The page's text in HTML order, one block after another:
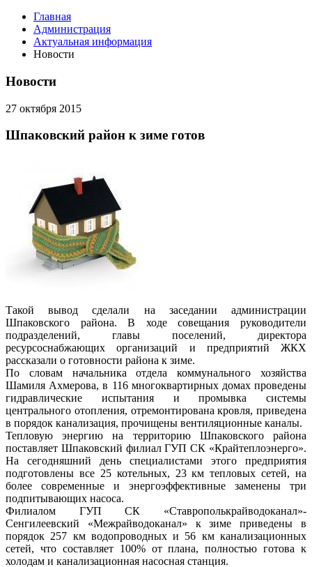
Главная
Администрация
Актуальная информация
Новости
Новости
27 октября 2015
Шпаковский район к зиме готов
Такой вывод сделали на заседании администрации
Шпаковского района. В ходе совещания руководители
подразделений, главы поселений, директора
ресурсоснабжающих организаций и предприятий ЖКХ
рассказали о готовности района к зиме.
По словам начальника отдела коммунального хозяйства
Шамиля Ахмерова, в 116 многоквартирных домах проведены
гидравлические испытания и промывка системы
центрального отопления, отремонтирована кровля, приведена
в порядок канализация, прочищены вентиляционные каналы.
Тепловую энергию на территорию Шпаковского района
поставляет Шпаковский филиал ГУП СК «Крайтеплоэнерго».
На сегодняшний день специалистами этого предприятия
подготовлены все 25 котельных, 23 км тепловых сетей, на
более современные и энергоэффективные заменены три
подпитывающих насоса.
Филиалом ГУП СК «Ставрополькрайводоканал»-
Сенгилеевский «Межрайводоканал» к зиме приведены в
порядок 257 км водопроводных и 56 км канализационных
сетей, что составляет 100% от плана, полностью готова к
холодам и канализационная насосная станция.